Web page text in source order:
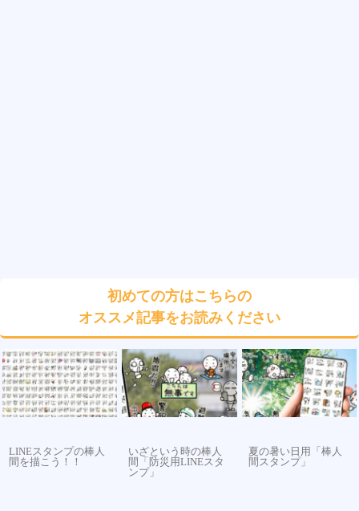
初めての方はこちらの
オススメ記事をお読みください
LINEスタンプの棒人
間を描こう！！
いざという時の棒人
間「防災用LINEスタ
ンプ」
夏の暑い日用「棒人
間スタンプ」